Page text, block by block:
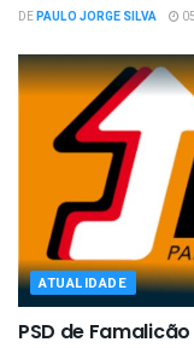
DEPAULO JORGE SILVA
ATUALIDADE
PSD de